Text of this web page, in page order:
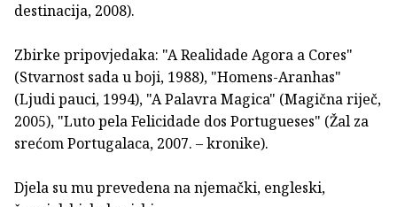
destinacija, 2008).
Zbirke pripovjedaka: "A Realidade Agora a Cores"
(Stvarnost sada u boji, 1988), "Homens-Aranhas"
(Ljudi pauci, 1994), "A Palavra Magica" (Magična riječ,
2005), "Luto pela Felicidade dos Portugueses" (Žal za
srećom Portugalaca, 2007. – kronike).
Djela su mu prevedena na njemački, engleski,